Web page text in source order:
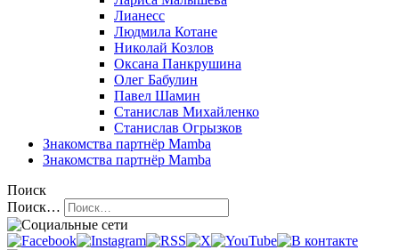
Лианесс
Людмила Котане
Николай Козлов
Оксана Панкрушина
Олег Бабулин
Павел Шамин
Станислав Михайленко
Станислав Огрызков
Знакомства партнёр Mamba
Знакомства партнёр Mamba
Поиск
Поиск…